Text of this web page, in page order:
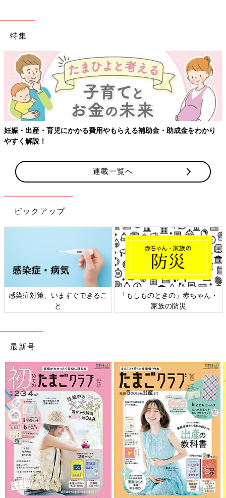
特集
助金・助成金をわかり 【ワクチン接種できるものも】妊婦の感
連載一覧へ
ピックアップ
しものときの」赤ちゃん・
家族の防災
日本外来小児科学会リーフレッ
ト検討会
六
最新号